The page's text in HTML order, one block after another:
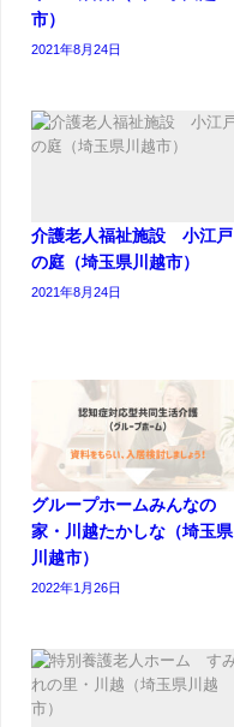
市）
2021年8月24日
介護老人福祉施設 小江戸
の庭（埼玉県川越市）
2021年8月24日
グループホームみんなの
家・川越たかしな（埼玉県
川越市）
2022年1月26日